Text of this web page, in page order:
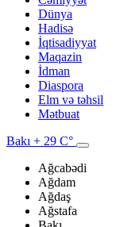
Dünya
Hadisə
İqtisadiyyat
Maqazin
İdman
Diaspora
Elm və təhsil
Mətbuat
Bakı + 29 C°
Ağcabədi
Ağdam
Ağdaş
Ağstafa